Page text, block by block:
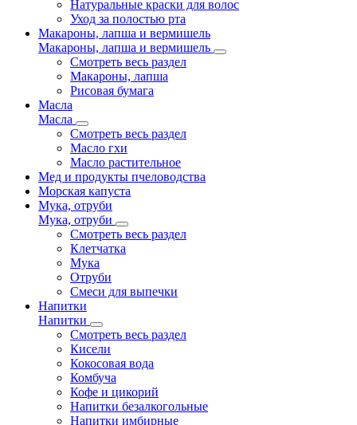
Натуральные краски для волос
Уход за полостью рта
Макароны, лапша и вермишель
Макароны, лапша и вермишель
Смотреть весь раздел
Макароны, лапша
Рисовая бумага
Масла
Масла
Смотреть весь раздел
Масло гхи
Масло растительное
Мед и продукты пчеловодства
Морская капуста
Мука, отруби
Мука, отруби
Смотреть весь раздел
Клетчатка
Мука
Отруби
Смеси для выпечки
Напитки
Напитки
Смотреть весь раздел
Кисели
Кокосовая вода
Комбуча
Кофе и цикорий
Напитки безалкогольные
Напитки имбирные